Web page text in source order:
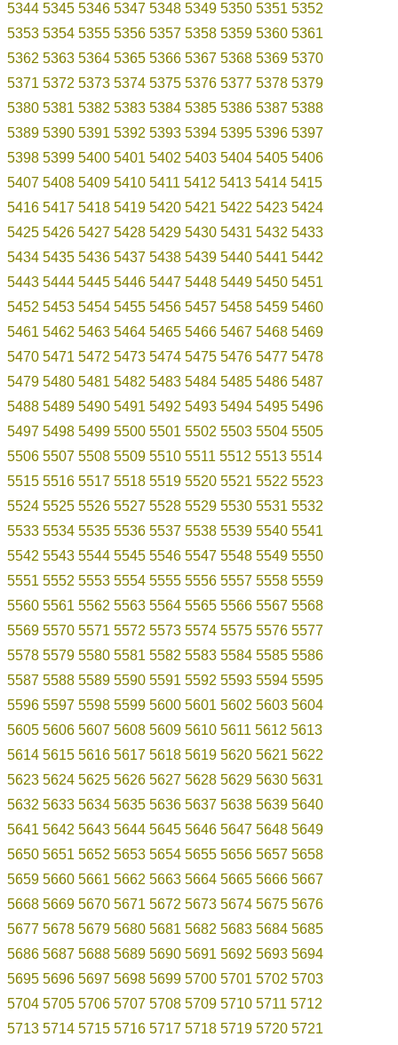
5344 5345 5346 5347 5348 5349 5350 5351 5352
5353 5354 5355 5356 5357 5358 5359 5360 5361
5362 5363 5364 5365 5366 5367 5368 5369 5370
5371 5372 5373 5374 5375 5376 5377 5378 5379
5380 5381 5382 5383 5384 5385 5386 5387 5388
5389 5390 5391 5392 5393 5394 5395 5396 5397
5398 5399 5400 5401 5402 5403 5404 5405 5406
5407 5408 5409 5410 5411 5412 5413 5414 5415
5416 5417 5418 5419 5420 5421 5422 5423 5424
5425 5426 5427 5428 5429 5430 5431 5432 5433
5434 5435 5436 5437 5438 5439 5440 5441 5442
5443 5444 5445 5446 5447 5448 5449 5450 5451
5452 5453 5454 5455 5456 5457 5458 5459 5460
5461 5462 5463 5464 5465 5466 5467 5468 5469
5470 5471 5472 5473 5474 5475 5476 5477 5478
5479 5480 5481 5482 5483 5484 5485 5486 5487
5488 5489 5490 5491 5492 5493 5494 5495 5496
5497 5498 5499 5500 5501 5502 5503 5504 5505
5506 5507 5508 5509 5510 5511 5512 5513 5514
5515 5516 5517 5518 5519 5520 5521 5522 5523
5524 5525 5526 5527 5528 5529 5530 5531 5532
5533 5534 5535 5536 5537 5538 5539 5540 5541
5542 5543 5544 5545 5546 5547 5548 5549 5550
5551 5552 5553 5554 5555 5556 5557 5558 5559
5560 5561 5562 5563 5564 5565 5566 5567 5568
5569 5570 5571 5572 5573 5574 5575 5576 5577
5578 5579 5580 5581 5582 5583 5584 5585 5586
5587 5588 5589 5590 5591 5592 5593 5594 5595
5596 5597 5598 5599 5600 5601 5602 5603 5604
5605 5606 5607 5608 5609 5610 5611 5612 5613
5614 5615 5616 5617 5618 5619 5620 5621 5622
5623 5624 5625 5626 5627 5628 5629 5630 5631
5632 5633 5634 5635 5636 5637 5638 5639 5640
5641 5642 5643 5644 5645 5646 5647 5648 5649
5650 5651 5652 5653 5654 5655 5656 5657 5658
5659 5660 5661 5662 5663 5664 5665 5666 5667
5668 5669 5670 5671 5672 5673 5674 5675 5676
5677 5678 5679 5680 5681 5682 5683 5684 5685
5686 5687 5688 5689 5690 5691 5692 5693 5694
5695 5696 5697 5698 5699 5700 5701 5702 5703
5704 5705 5706 5707 5708 5709 5710 5711 5712
5713 5714 5715 5716 5717 5718 5719 5720 5721